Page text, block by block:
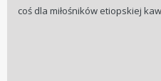
coś dla miłośników etiopskiej